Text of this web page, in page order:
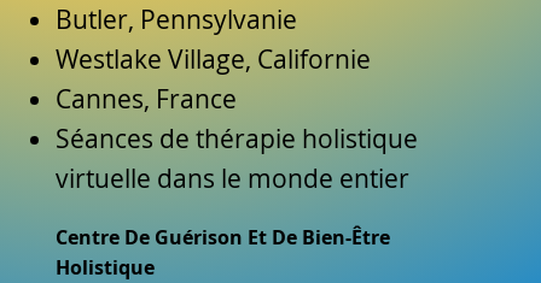
Centre De Guérison Et De Bien-Être
Holistique
Butler, Pennsylvanie
Westlake Village, Californie
Cannes, France
Séances de thérapie holistique
virtuelle dans le monde entier